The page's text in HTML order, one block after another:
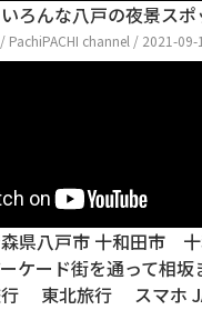
ろんな八戸の夜景スポ
PachiPACHI channel / 2021-09-
森県八戸市 十和田市
ケード街を通って
東北旅行 スマホ